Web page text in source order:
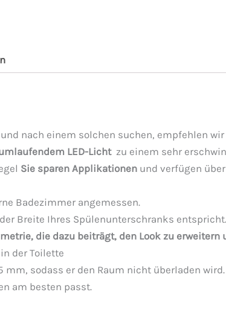
nach einem solchen suchen, empfehlen wir
LED-Licht zu einem sehr
Sie sparen Applikationen und verfügen
Badezimmer angemessen.
Breite Ihres Spülenunterschranks entspricht.
die dazu beiträgt, den Look zu erweitern
in der Toilette
sodass er den Raum nicht überladen
am besten passt.